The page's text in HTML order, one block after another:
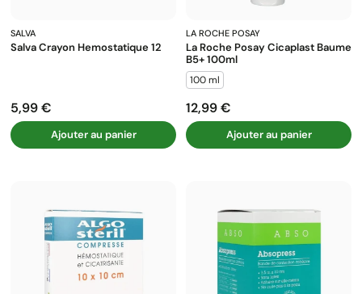
SALVA
Salva Crayon Hemostatique 12
Prix
5,99 €
Ajouter au panier
LA ROCHE POSAY
La Roche Posay Cicaplast Baume
B5+ 100ml
100 ml
Prix
12,99 €
Ajouter au panier